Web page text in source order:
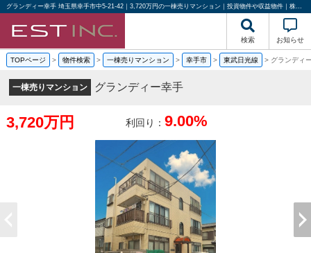
グランディー幸手 埼玉県幸手市中5-21-42｜3,720万円の一棟売りマンション｜投資物件や収益物件｜株式会社エストハウジング
検索 お知らせ
TOPページ > 物件検索 > 一棟売りマンション > 幸手市 > 東武日光線 > グランディ
一棟売りマンション グランディー幸手
3,720万円 利回り： 9.00%